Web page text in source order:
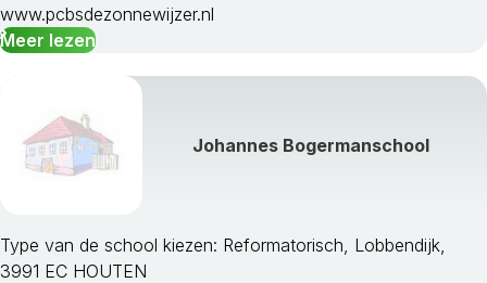
www.pcbsdezonnewijzer.nl
Meer lezen
Johannes Bogermanschool
Type van de school kiezen: Reformatorisch, Lobbendijk,
3991 EC HOUTEN